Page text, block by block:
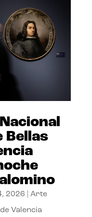
Bellas
2026 Arte
Valencia